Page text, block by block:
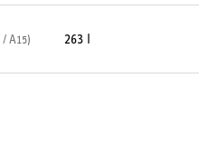
A15) 263 l